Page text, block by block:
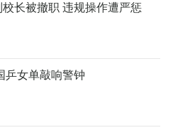
长被撤职 违规操作遭严惩
乒女单敲响警钟